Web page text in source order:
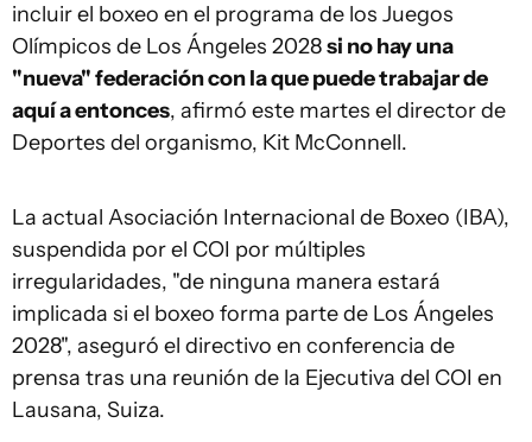
incluir el boxeo en el programa de los Juegos
Olímpicos de Los Ángeles 2028si no hay una
"nueva" federación con la que puede trabajar de
aquí a entonces, afirmó este martes el director de
Deportes del organismo, Kit McConnell.
La actual Asociación Internacional de Boxeo (IBA),
suspendida por el COI por múltiples
irregularidades, "de ninguna manera estará
implicada si el boxeo forma parte de Los Ángeles
2028", aseguró el directivo en conferencia de
prensa tras una reunión de la Ejecutiva del COI en
Lausana, Suiza.